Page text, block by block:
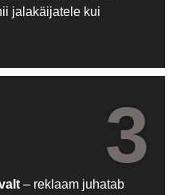
jalakäijatele kui
3
– reklaam juhatab